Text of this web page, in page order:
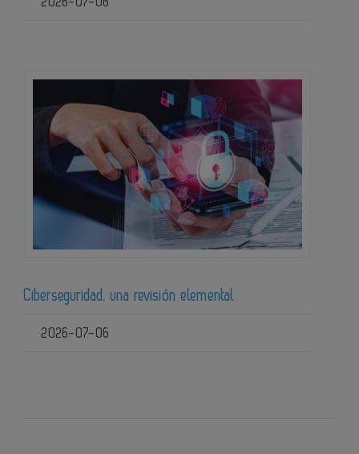
Ciberseguridad, una revisión elemental
2026-07-06